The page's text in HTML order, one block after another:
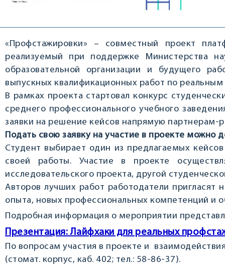
«Профстажировки» – совместный проект
реализуемый при поддержке Министерства
образовательной организации и будущего
выпускных квалификационных работ по
В рамках проекта стартовал конкурс
среднего профессионального учебного
заявки на решение кейсов напрямую партнерам-
Подать свою заявку на участие в проекте можно
Студент выбирает один из предлагаемых
своей работы. Участие в проекте
исследовательского проекта, другой
Авторов лучших работ работодатели пригласят
опыта, новых профессиональных компетенций и
Подробная информация о мероприятии
Презентация: Лайфхаки для реальных
По вопросам участия в проекте и
(стомат. корпус, каб. 402; тел.: 58-86-37).